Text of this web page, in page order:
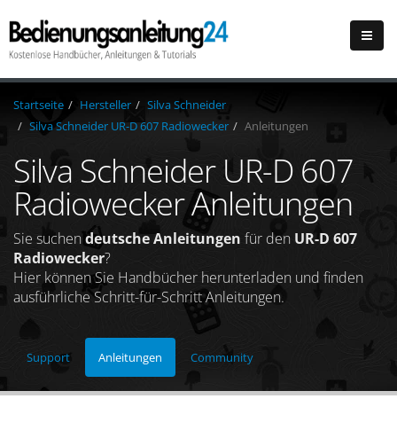
Startseite Hersteller
Silva Schneider
Silva Schneider UR-D 607 Radiowecker
Anleitungen
Silva Schneider UR-D 607
Radiowecker Anleitungen
Sie suchendeutsche Anleitungen für den UR-D 607
Radiowecker?
Hier können Sie Handbücher herunterladen und finden
ausführliche Schritt-für-Schritt Anleitungen.
Support Anleitungen Community